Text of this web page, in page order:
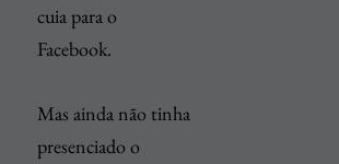
cuia para o
Facebook.
Mas ainda não tinha
presenciado o